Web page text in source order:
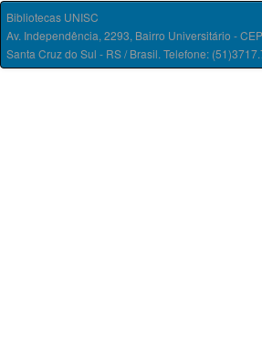
Bibliotecas UNISC
Av. Independência, 2293, Bairro Universitário -
Santa Cruz do Sul - RS / Brasil. Telefone: